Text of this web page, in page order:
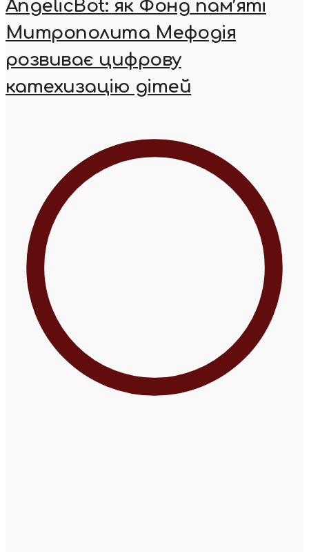
AngelicBot: як Фонд пам’яті
Митрополита Мефодія
розвиває цифрову
катехизацію дітей